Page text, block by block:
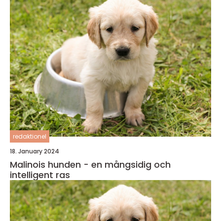
redaktionel
18. January 2024
Malinois hunden - en mångsidig och
intelligent ras